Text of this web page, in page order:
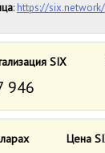
: https://six.network/
SIX
946
Цена